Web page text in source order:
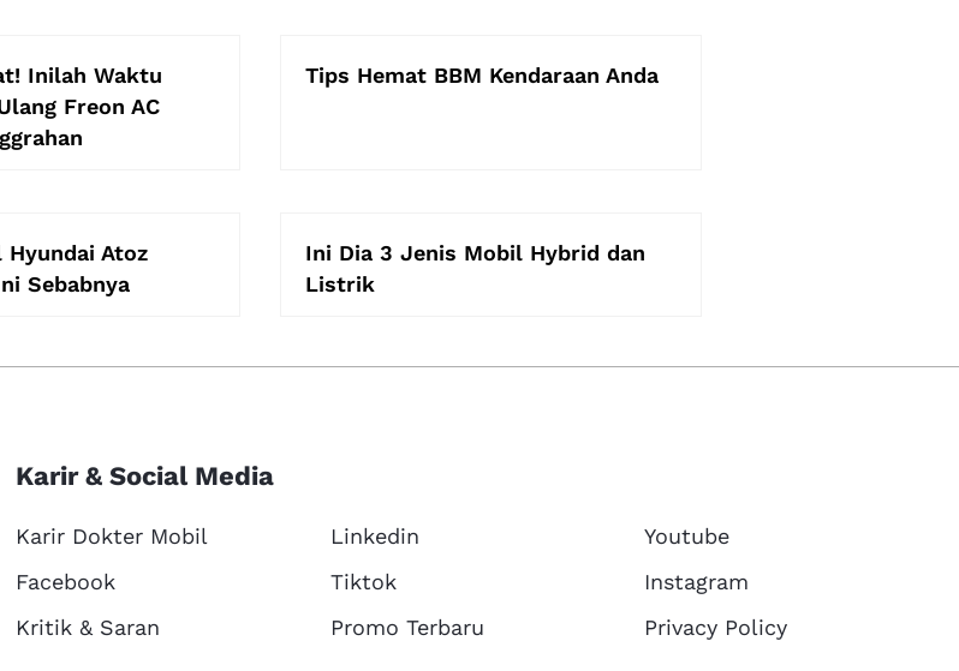
Inilah Waktu
Freon AC
Tips Hemat BBM Kendaraan Anda
Hyundai Atoz
Sebabnya
Ini Dia 3 Jenis Mobil Hybrid dan
Listrik
Karir & Social Media
Karir Dokter Mobil Linkedin
Youtube
Facebook
Tiktok
Instagram
Kritik & Saran
Promo Terbaru Privacy Policy